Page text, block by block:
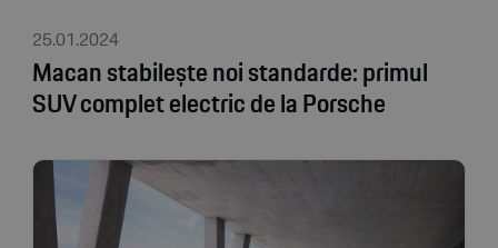
25.01.2024
Macan stabilește noi standarde: primul
SUV complet electric de la Porsche